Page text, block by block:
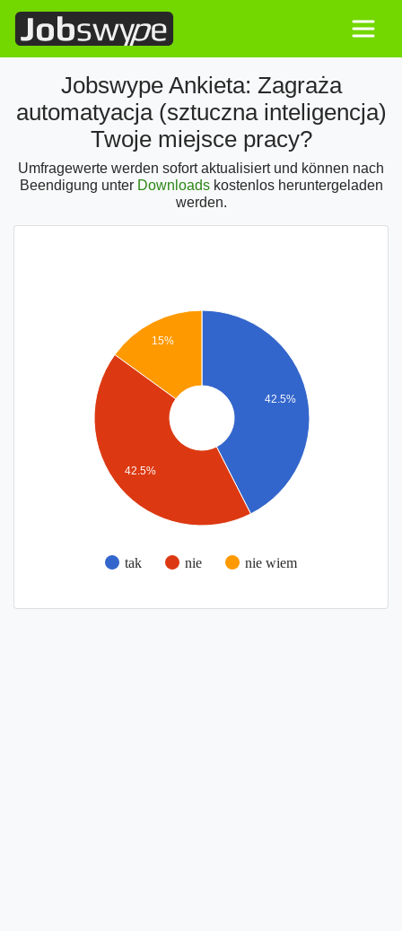
Jobswype Ankieta: Zagraża
automatyacja (sztuczna inteligencja)
Twoje miejsce pracy?
Umfragewerte werden sofort aktualisiert und können nach
Beendigung unter Downloadskostenlos heruntergeladen
werden.
tak nie nie wiem
42.5%
15%
42.5%